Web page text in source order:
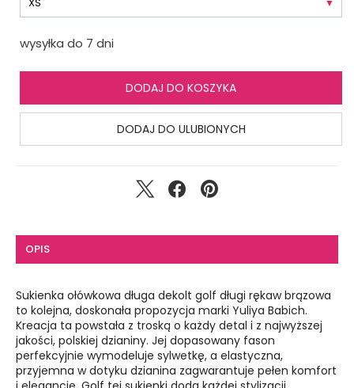
wysyłka do 7 dni
DODAJ DO KOSZYKA
DODAJ DO ULUBIONYCH
OPIS
Sukienka ołówkowa długa dekolt golf długi rękaw brązowa
to kolejna, doskonała propozycja marki Yuliya Babich.
Kreacja ta powstała z troską o każdy detal i z najwyższej
jakości, polskiej dzianiny. Jej dopasowany fason
perfekcyjnie wymodeluje sylwetkę, a elastyczna,
przyjemna w dotyku dzianina zagwarantuje pełen komfort